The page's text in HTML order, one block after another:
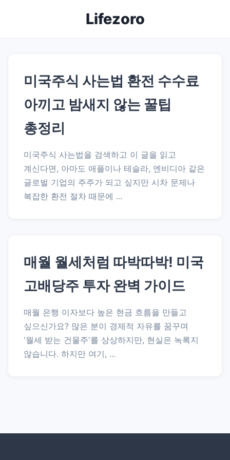
Lifezoro
미국주식 사는법 환전 수수료
아끼고 밤새지 않는 꿀팁
총정리
미국주식 사는법을 검색하고 이 글을 읽고
계신다면, 아마도 애플이나 테슬라, 엔비디아 같은
글로벌 기업의 주주가 되고 싶지만 시차 문제나
복잡한 환전 절차 때문에 ...
매월 월세처럼 따박따박! 미국
고배당주 투자 완벽 가이드
매월 은행 이자보다 높은 현금 흐름을 만들고
싶으신가요? 많은 분이 경제적 자유를 꿈꾸며
'월세 받는 건물주'를 상상하지만, 현실은 녹록지
않습니다. 하지만 여기, ...